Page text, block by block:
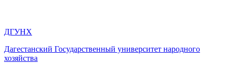
ДГУНХ
Дагестанский Государственный университет народного
хозяйства